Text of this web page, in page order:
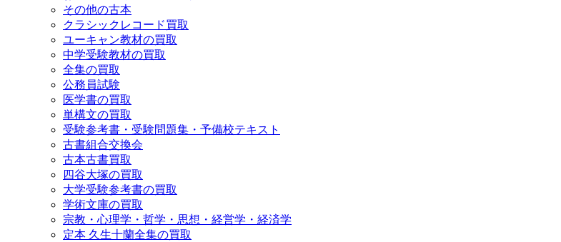
その他の古本
クラシックレコード買取
ユーキャン教材の買取
中学受験教材の買取
全集の買取
公務員試験
医学書の買取
単構文の買取
受験参考書・受験問題集・予備校テキスト
古書組合交換会
古本古書買取
四谷大塚の買取
大学受験参考書の買取
学術文庫の買取
宗教・心理学・哲学・思想・経営学・経済学
定本 久生十蘭全集の買取